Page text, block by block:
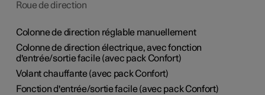
Roue de direction
Colonne de direction réglable manuellement
Colonne de direction électrique, avec fonction
d'entrée/sortie facile (avec pack Confort)
Volant chauffante (avec pack Confort)
Fonction d'entrée/sortie facile (avec pack Confort)